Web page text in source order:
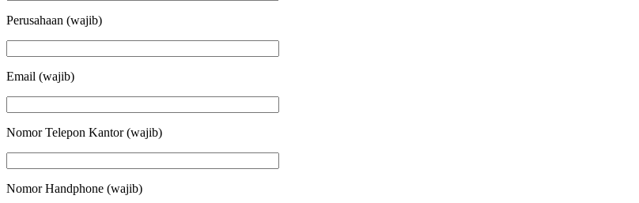
Perusahaan (wajib)
Email (wajib)
Nomor Telepon Kantor (wajib)
Nomor Handphone (wajib)